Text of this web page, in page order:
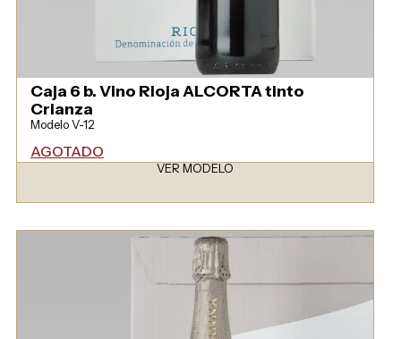
Caja 6 b. Vino Rioja ALCORTA tinto
Crianza
Modelo V-12
AGOTADO
VER MODELO